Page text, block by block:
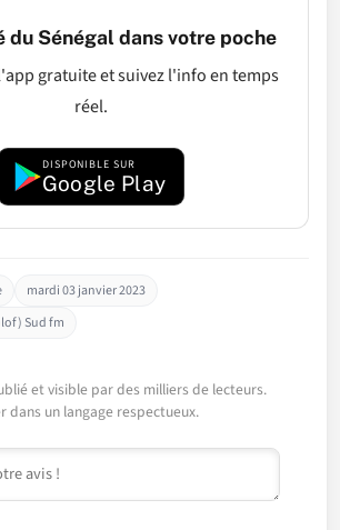
du Sénégal dans votre poche
gratuite et suivez l'info en temps
réel.
DISPONIBLE SUR
Google Play
mardi 03 janvier 2023
Sud fm
et visible par des milliers de lecteurs.
dans un langage respectueux.